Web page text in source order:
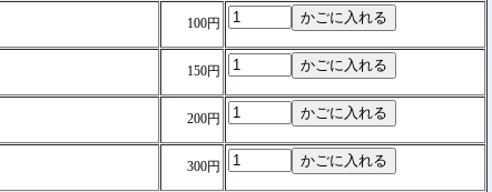
100円
150円
200円
300円